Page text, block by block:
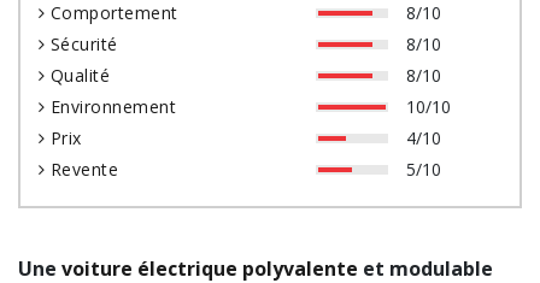
Comportement
8/10
Sécurité
8/10
Qualité
8/10
Environnement
10/10
Prix
4/10
Revente
5/10
Une voiture électrique polyvalente et modulable